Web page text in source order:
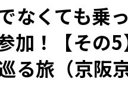
ラム
プジ
アル
ラン
ベン
なくても乗
加！【その
る旅（京阪